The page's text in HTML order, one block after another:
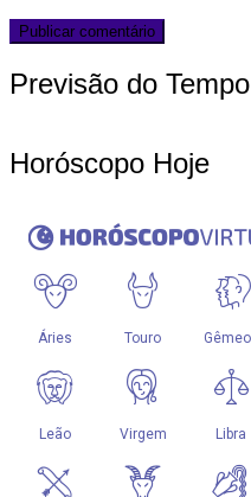
Previsão do Tempo
Horóscopo Hoje